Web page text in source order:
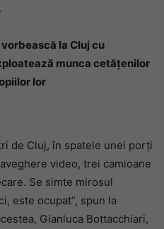
la Cluj cu
munca cetățenilor
lor
de Cluj, în spatele unei porți
video, trei camioane
Se simte mirosul
este ocupat”, spun la
Gianluca Bottacchiari,